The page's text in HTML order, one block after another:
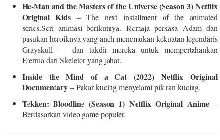
He-Man and the Masters of the Universe (Season 3) Netflix
Original Kids– The next installment of the animated
series.Seri animasi berikutnya. Remaja perkasa Adam dan
pasukan heroiknya yang aneh menemukan kekuatan legendaris
Grayskull — dan takdir mereka untuk mempertahankan
Eternia dari Skeletor yang jahat.
Inside the Mind of a Cat (2022) Netflix Original
Documentary – Pakar kucing menyelami pikiran kucing.
Tekken: Bloodline (Season 1) Netflix Original Anime–
Berdasarkan video game populer.